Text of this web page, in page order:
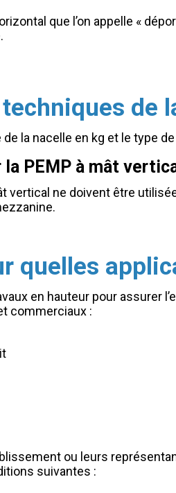
que l’on appelle «
de
la nacelle en kg et le type
PEMP à mât
vertical ne doivent être
quelles
en hauteur pour assurer
commerciaux :
ou leurs
suivantes :